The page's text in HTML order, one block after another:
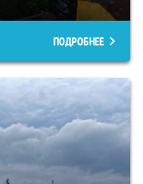
ПОДРОБНЕЕ